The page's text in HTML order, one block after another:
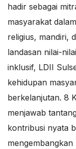
hadir sebagai
masyarakat
religius, mandiri,
landasan nilai-
inklusif, LDII
kehidupan
berkelanjutan. 8
menjawab
kontribusi nyata